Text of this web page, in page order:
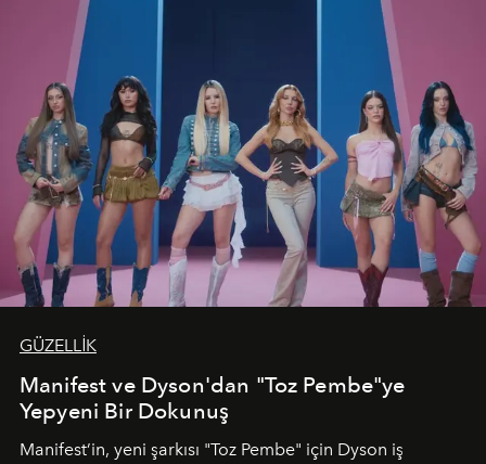
GÜZELLİK
Manifest ve Dyson'dan "Toz Pembe"ye
Yepyeni Bir Dokunuş
Manifest’in, yeni şarkısı "Toz Pembe" için Dyson iş